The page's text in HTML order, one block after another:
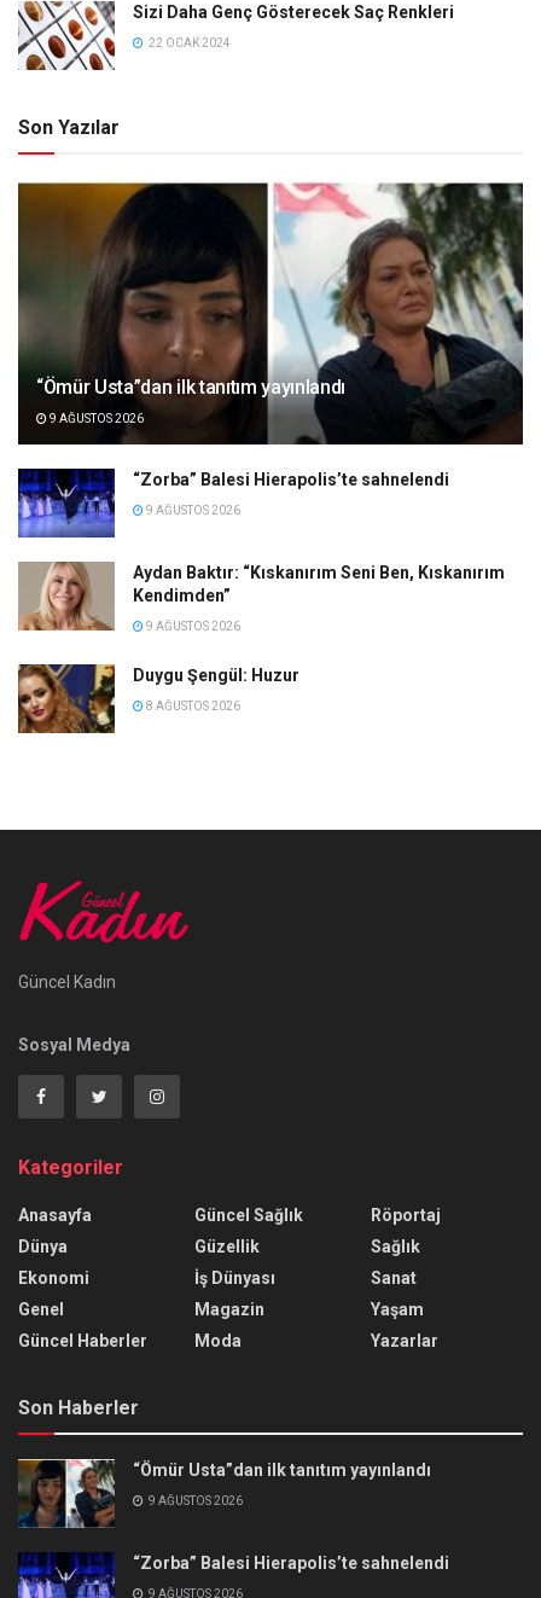
Sizi Daha Genç Gösterecek Saç Renkleri
22 OCAK 2024
Son Yazılar
“Ömür Usta”dan ilk tanıtım yayınlandı
9 AĞUSTOS 2026
“Zorba” Balesi Hierapolis’te sahnelendi
9 AĞUSTOS 2026
Aydan Baktır: “Kıskanırım Seni Ben, Kıskanırım
Kendimden”
9 AĞUSTOS 2026
Duygu Şengül: Huzur
8 AĞUSTOS 2026
Güncel Kadın
Sosyal Medya
Kategoriler
Anasayfa
Dünya
Ekonomi
Genel
Güncel Haberler
Güncel Sağlık
Güzellik
İş Dünyası
Magazin
Moda
Röportaj
Sağlık
Sanat
Yaşam
Yazarlar
Son Haberler
“Ömür Usta”dan ilk tanıtım yayınlandı
9 AĞUSTOS 2026
“Zorba” Balesi Hierapolis’te sahnelendi
9 AĞUSTOS 2026